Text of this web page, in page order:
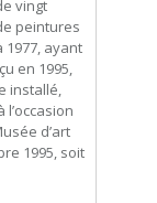
vingt
peintures
1977, ayant
en 1995,
installé,
d’art
1995, soit